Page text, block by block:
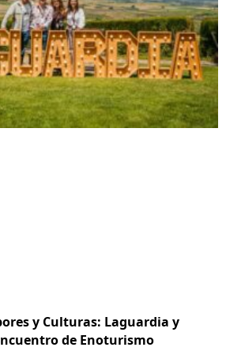
y Culturas: Laguardia y
de Enoturismo